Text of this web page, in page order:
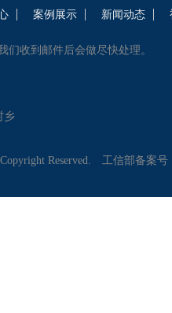
案例展示 新闻动态
们收到邮件后会做尽快处理。
乡
Reserved. 工信部备案号